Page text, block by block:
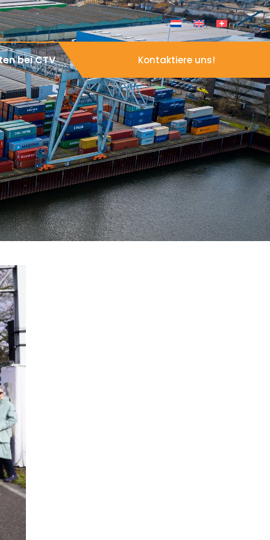
bei CTV Kontaktiere uns!